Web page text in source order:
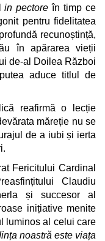
in pectore în timp ce
pentru fidelitatea
recunoștință,
în apărarea vieții
de-al Doilea Război
aduce titlul de
reafirmă o lecție
măreție nu se
de a iubi și ierta
Fericitului Cardinal
Claudiu
și succesor al
inițiative menite
luminos al celui care
noastră este viața